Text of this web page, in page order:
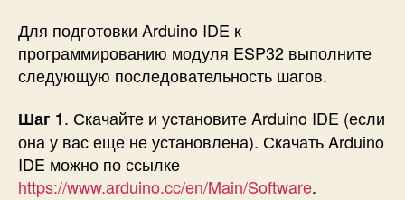
Для подготовки Arduino IDE к
программированию модуля ESP32 выполните
следующую последовательность шагов.
Шаг 1. Скачайте и установите Arduino IDE (если
она у вас еще не установлена). Скачать Arduino
IDE можно по ссылке
https://www.arduino.cc/en/Main/Software.